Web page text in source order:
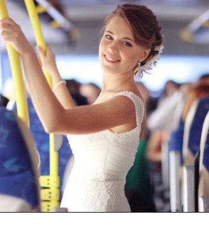
רוצה להודות לטופ הסעות אשר
השכרת מיניבוס לחתונה. אם אתם
לאירועים! רק טופ הסעות. הם
מחיר ומאפשרים לכם להשוות,
למצוא